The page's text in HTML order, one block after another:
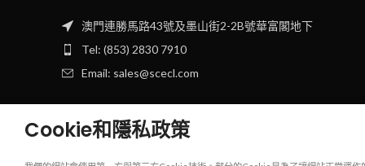
澳門連勝馬路43號及墨山街2-2B號華富閣地下
Tel: (853) 2830 7910
Email: sales@scecl.com
Cookie和隱私政策